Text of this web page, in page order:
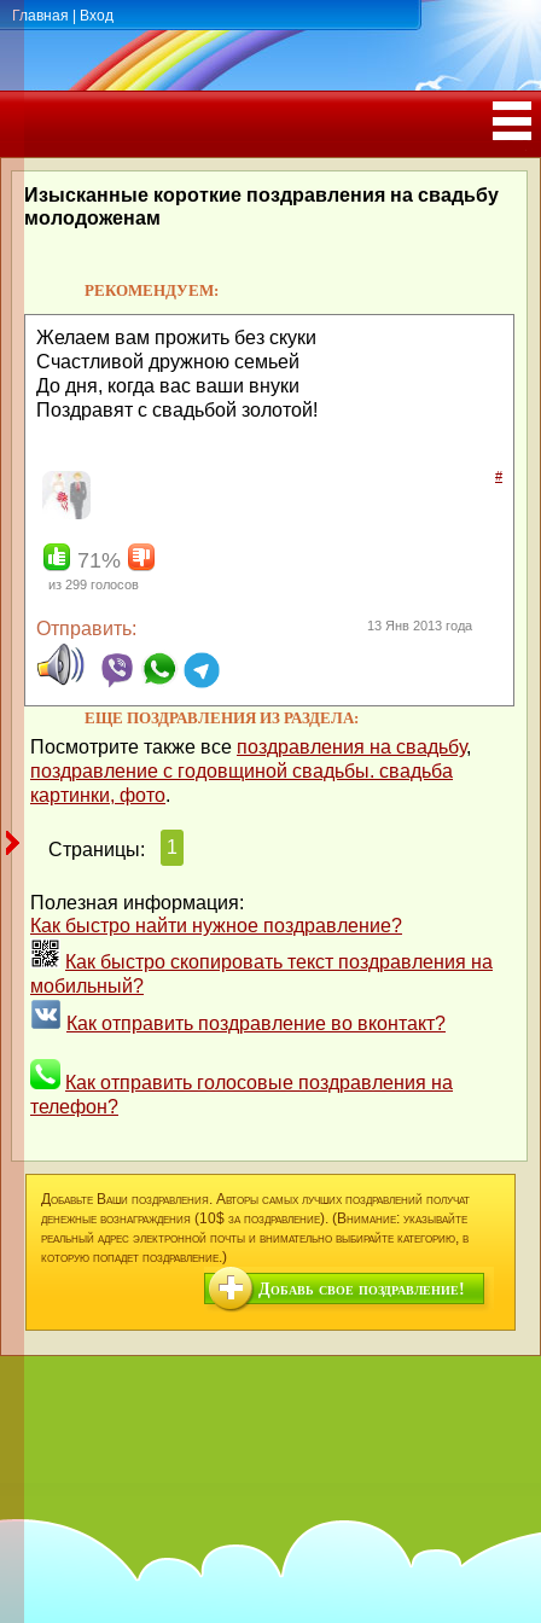
Главная Вход
РОЖДЕНИЯ, ЮБИЛЕЕМ
Изысканные короткие поздравления на свадьбу
молодоженам
РЕКОМЕНДУЕМ:
Желаем вам прожить без скуки
Счастливой дружною семьей
До дня, когда вас ваши внуки
Поздравят с свадьбой золотой!
#
71%
из 299 голосов
Отправить: 13 Янв 2013 года
ЕЩЕ ПОЗДРАВЛЕНИЯ ИЗ РАЗДЕЛА:
Посмотрите также все поздравления на свадьбу,
поздравление с годовщиной свадьбы. свадьба
картинки, фото.
Страницы: 1
Полезная информация:
Как быстро найти нужное поздравление?
Как быстро скопировать текст поздравления на
мобильный?
Как отправить поздравление во вконтакт?
Как отправить голосовые поздравления на
телефон?
Добавьте Ваши поздравления. Авторы самых лучших поздравлений получат
денежные вознаграждения (10$ за поздравление). (Внимание: указывайте
реальный адрес электронной почты и внимательно выбирайте категорию, в
которую попадет поздравление.)
Добавь свое поздравление!